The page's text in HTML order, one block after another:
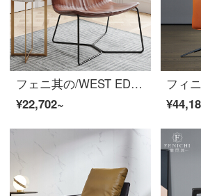
フェニ其の/WEST EDMデザイナーレジャーチェアオイル蝋皮北欧創意オレンジリビング怠け者ソファチェア【輸入オイル蝋皮】PANTONE 2429 Cフルセット
¥22,702~